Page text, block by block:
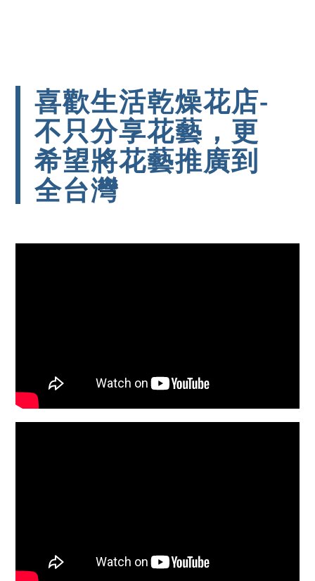
喜歡生活乾燥花店-
不只分享花藝，更
希望將花藝推廣到
全台灣